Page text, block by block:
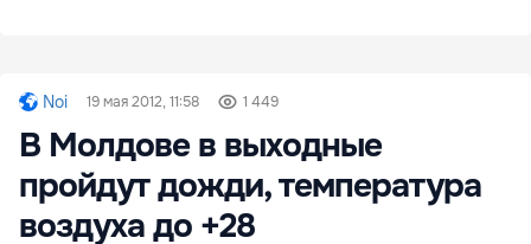
Noi 19 мая 2012, 11:58 1 449
В Молдове в выходные
пройдут дожди, температура
воздуха до +28